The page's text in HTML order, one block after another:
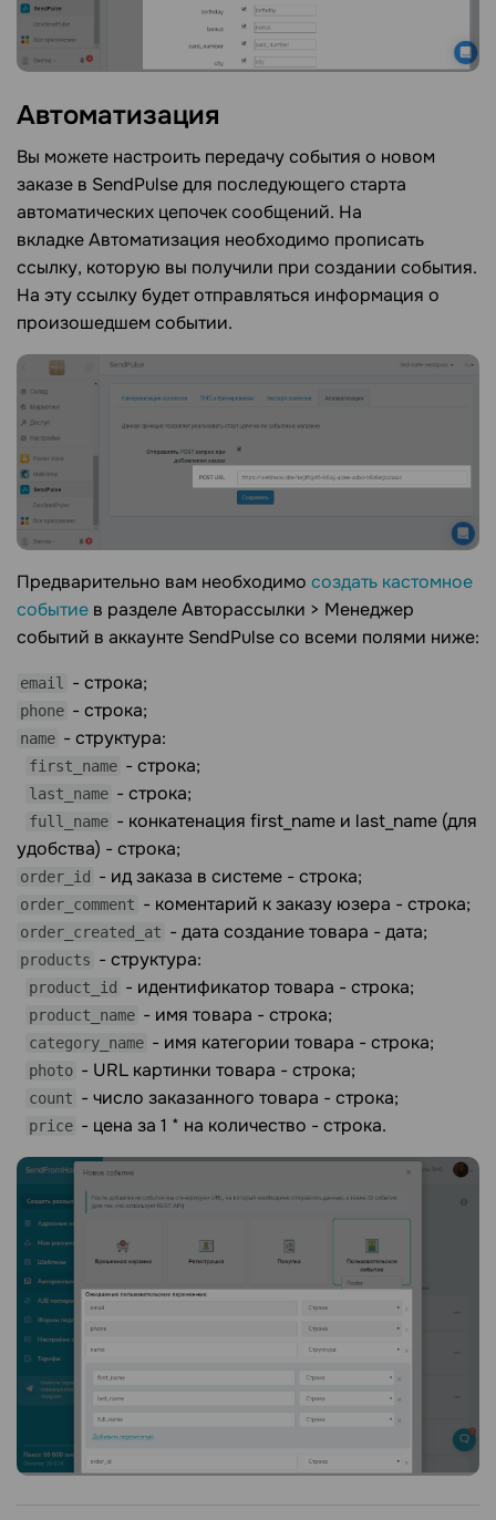
Автоматизация
Вы можете настроить передачу события о новом
заказе в SendPulse для последующего старта
автоматических цепочек сообщений. На
вкладкеАвтоматизация необходимо прописать
ссылку, которую вы получили при создании события.
На эту ссылку будет отправляться информация о
произошедшем событии.
Предварительно вам необходимо создать кастомное
событие в разделеАвторассылки > Менеджер
событий в аккаунте SendPulse со всеми полями ниже:
email - строка;
phone - строка;
name - структура:
first_name - строка;
last_name - строка;
full_name - конкатенация first_name и last_name (для
удобства) - строка;
order_id - ид заказа в системе - строка;
order_comment - коментарий к заказу юзера - строка;
order_created_at - дата создание товара - дата;
products - структура:
product_id - идентификатор товара - строка;
product_name - имя товара - строка;
category_name - имя категории товара - строка;
photo - URL картинки товара - строка;
count - число заказанного товара - строка;
price - цена за 1 * на количество - строка.